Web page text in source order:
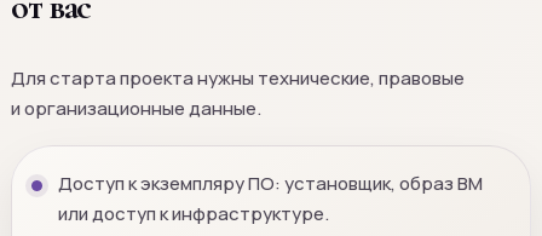
Для старта проекта нужны технические, правовые
и организационные данные.
Доступ к экземпляру ПО: установщик, образ ВМ
или доступ к инфраструктуре.